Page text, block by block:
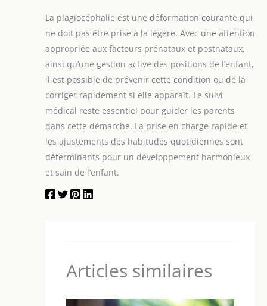
La plagiocéphalie est une déformation courante qui
ne doit pas être prise à la légère. Avec une attention
appropriée aux facteurs prénataux et postnataux,
ainsi qu’une gestion active des positions de l’enfant,
il est possible de prévenir cette condition ou de la
corriger rapidement si elle apparaît. Le suivi
médical reste essentiel pour guider les parents
dans cette démarche. La prise en charge rapide et
les ajustements des habitudes quotidiennes sont
déterminants pour un développement harmonieux
et sain de l’enfant.
Articles similaires